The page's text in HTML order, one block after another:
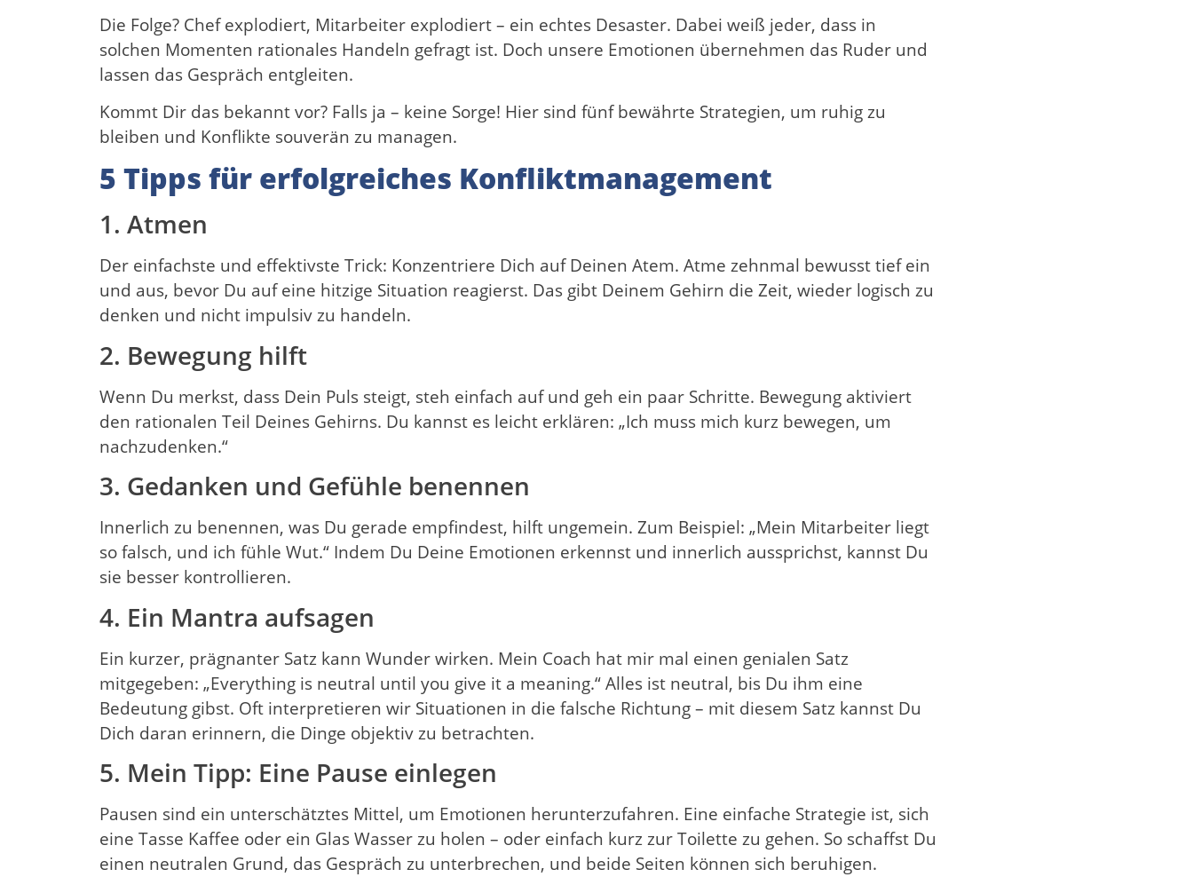
Die Folge? Chef explodiert, Mitarbeiter explodiert – ein echtes Desaster. Dabei weiß jeder, dass in
solchen Momenten rationales Handeln gefragt ist. Doch unsere Emotionen übernehmen das Ruder und
lassen das Gespräch entgleiten.
Kommt Dir das bekannt vor? Falls ja – keine Sorge! Hier sind fünf bewährte Strategien, um ruhig zu
bleiben und Konflikte souverän zu managen.
5 Tipps für erfolgreiches Konfliktmanagement
1. Atmen
Der einfachste und effektivste Trick: Konzentriere Dich auf Deinen Atem. Atme zehnmal bewusst tief ein
und aus, bevor Du auf eine hitzige Situation reagierst. Das gibt Deinem Gehirn die Zeit, wieder logisch zu
denken und nicht impulsiv zu handeln.
2. Bewegung hilft
Wenn Du merkst, dass Dein Puls steigt, steh einfach auf und geh ein paar Schritte. Bewegung aktiviert
den rationalen Teil Deines Gehirns. Du kannst es leicht erklären: „Ich muss mich kurz bewegen, um
nachzudenken.“
3. Gedanken und Gefühle benennen
Innerlich zu benennen, was Du gerade empfindest, hilft ungemein. Zum Beispiel: „Mein Mitarbeiter liegt
so falsch, und ich fühle Wut.“ Indem Du Deine Emotionen erkennst und innerlich aussprichst, kannst Du
sie besser kontrollieren.
4. Ein Mantra aufsagen
Ein kurzer, prägnanter Satz kann Wunder wirken. Mein Coach hat mir mal einen genialen Satz
mitgegeben: „Everything is neutral until you give it a meaning.“ Alles ist neutral, bis Du ihm eine
Bedeutung gibst. Oft interpretieren wir Situationen in die falsche Richtung – mit diesem Satz kannst Du
Dich daran erinnern, die Dinge objektiv zu betrachten.
5. Mein Tipp: Eine Pause einlegen
Pausen sind ein unterschätztes Mittel, um Emotionen herunterzufahren. Eine einfache Strategie ist, sich
eine Tasse Kaffee oder ein Glas Wasser zu holen – oder einfach kurz zur Toilette zu gehen. So schaffst Du
einen neutralen Grund, das Gespräch zu unterbrechen, und beide Seiten können sich beruhigen.